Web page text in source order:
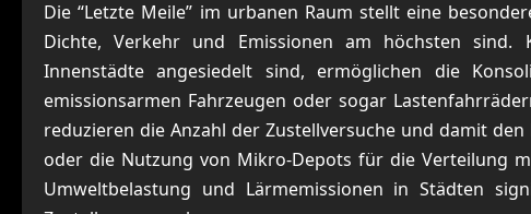
Die “Letzte Meile” im urbanen Raum stellt eine
Dichte, Verkehr und Emissionen am höchsten sind.
Innenstädte angesiedelt sind, ermöglichen die
emissionsarmen Fahrzeugen oder sogar
reduzieren die Anzahl der Zustellversuche und damit
oder die Nutzung von Mikro-Depots für die Verteilung
Umweltbelastung und Lärmemissionen in Städten